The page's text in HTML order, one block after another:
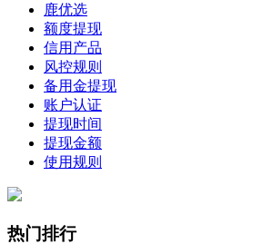
鹿优选
额度提现
信用产品
风控规则
备用金提现
账户认证
提现时间
提现金额
使用规则
热门排行